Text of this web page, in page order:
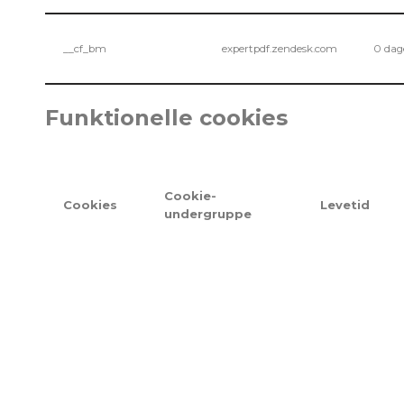
__cf_bm expertpdf.zendesk.com 0
Funktionelle cookies
Cookies
Cookie-
undergruppe
Levetid